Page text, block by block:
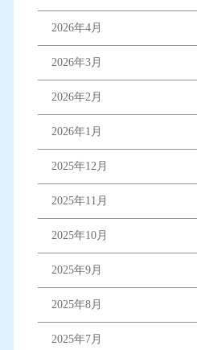
2026年4月
2026年3月
2026年2月
2026年1月
2025年12月
2025年11月
2025年10月
2025年9月
2025年8月
2025年7月